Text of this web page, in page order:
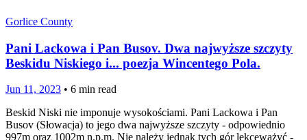
Gorlice County
Pani Lackowa i Pan Busov. Dwa najwyższe szczyty
Beskidu Niskiego i... poezja Wincentego Pola.
Jun 11, 2023 • 6 min read
Beskid Niski nie imponuje wysokościami. Pani Lackowa i Pan
Busov (Słowacja) to jego dwa najwyższe szczyty - odpowiednio
997m oraz 1002m n.p.m. Nie należy jednak tych gór lekceważyć -